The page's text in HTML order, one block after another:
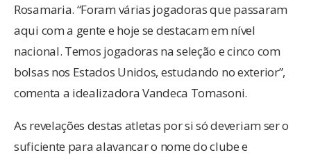
Rosamaria. “Foram várias jogadoras que passaram
aqui com a gente e hoje se destacam em nível
nacional. Temos jogadoras na seleção e cinco com
bolsas nos Estados Unidos, estudando no exterior”,
comenta a idealizadora Vandeca Tomasoni.
As revelações destas atletas por si só deveriam ser o
suficiente para alavancar o nome do clube e